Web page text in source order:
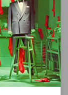
Fiche à
en fonction
dans l’envoi aux
étapes, un peu